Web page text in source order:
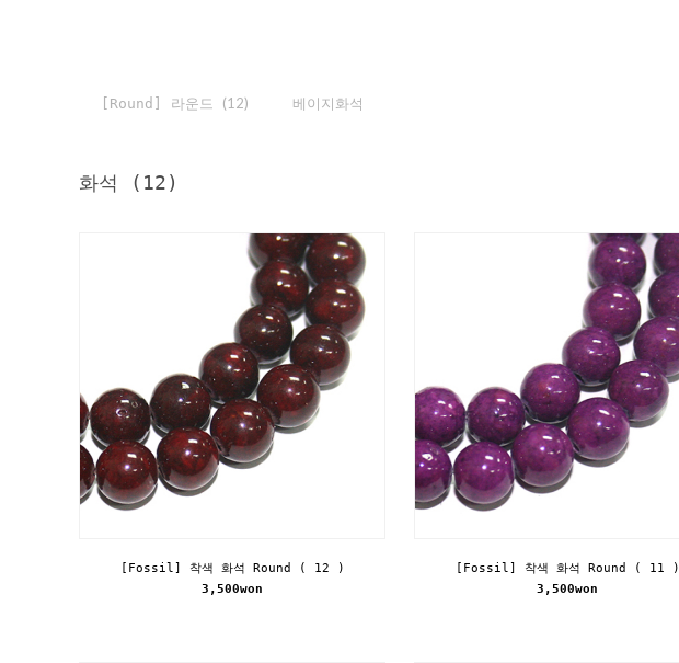
[Round] 라운드 (12) 베이지화석
화석 (12)
[Fossil] 착색 화석 Round ( 12 )
3,500won
[Fossil] 착색 화석 Round ( 11 )
3,500won